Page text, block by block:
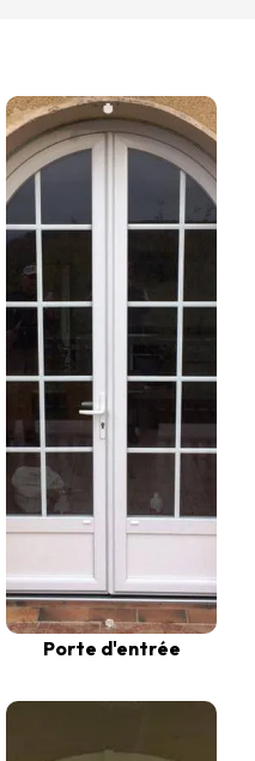
Porte d'entrée